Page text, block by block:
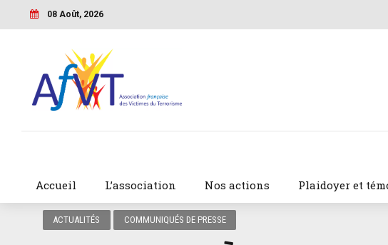
08 Août, 2026
Accueil L’association Nos actions Plaidoyer et
ACTUALITÉS COMMUNIQUÉS DE PRESSE